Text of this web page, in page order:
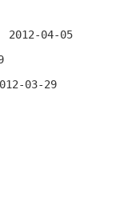
2012-04-05
03-29